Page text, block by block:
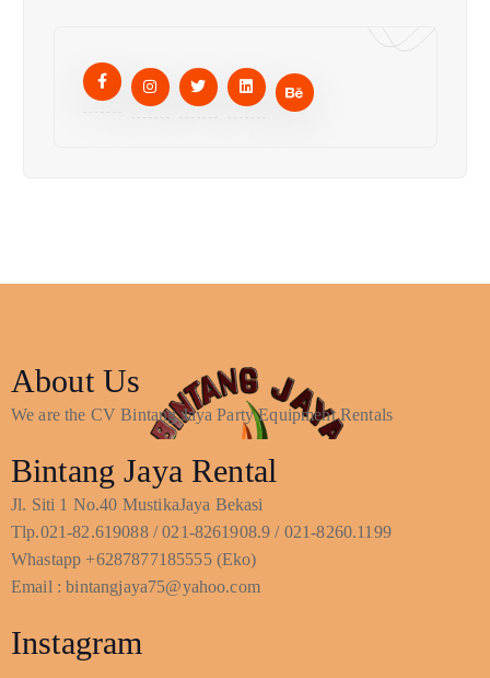
About Us
We are the CV Bintang Jaya Party Equipment Rentals
Bintang Jaya Rental
Jl. Siti 1 No.40 MustikaJaya Bekasi
Tlp.021-82.619088 / 021-8261908.9 / 021-8260.1199
Whastapp +6287877185555 (Eko)
Email : bintangjaya75@yahoo.com
Instagram